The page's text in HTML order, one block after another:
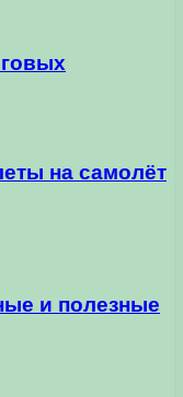
на самолёт
и полезные